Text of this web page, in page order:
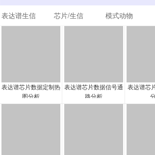
表达谱生信 芯片/生信 模式动物
表达谱芯片数据定制热
图分析
表达谱芯片数据信号通
路分析
表达谱芯